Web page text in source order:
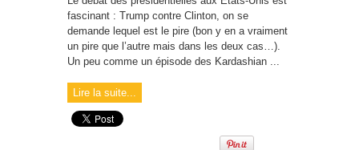
fascinant : Trump contre Clinton, on se
demande lequel est le pire (bon y en a vraiment
un pire que l’autre mais dans les deux cas…).
Un peu comme un épisode des Kardashian ...
Lire la suite...